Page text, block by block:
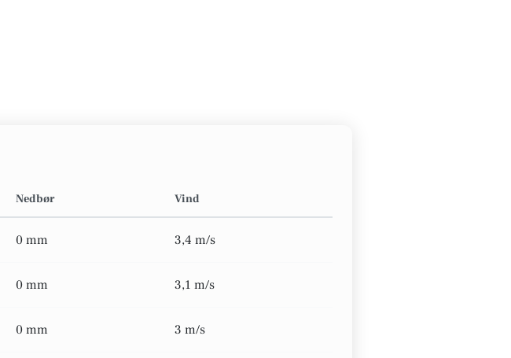
Nedbør Vind
0 mm 3,4 m/s
0 mm 3,1 m/s
0 mm 3 m/s